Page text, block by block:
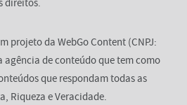
direitos.
projeto da WebGo Content (CNPJ:
agência de conteúdo que tem como
que respondam todas as
Riqueza e Veracidade.